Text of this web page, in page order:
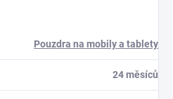
Pouzdra na mobily a tablety
24 měsíců